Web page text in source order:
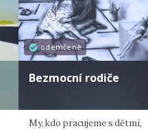
odemčené
Bezmocní rodiče
My, kdo pracujeme s dětmi,